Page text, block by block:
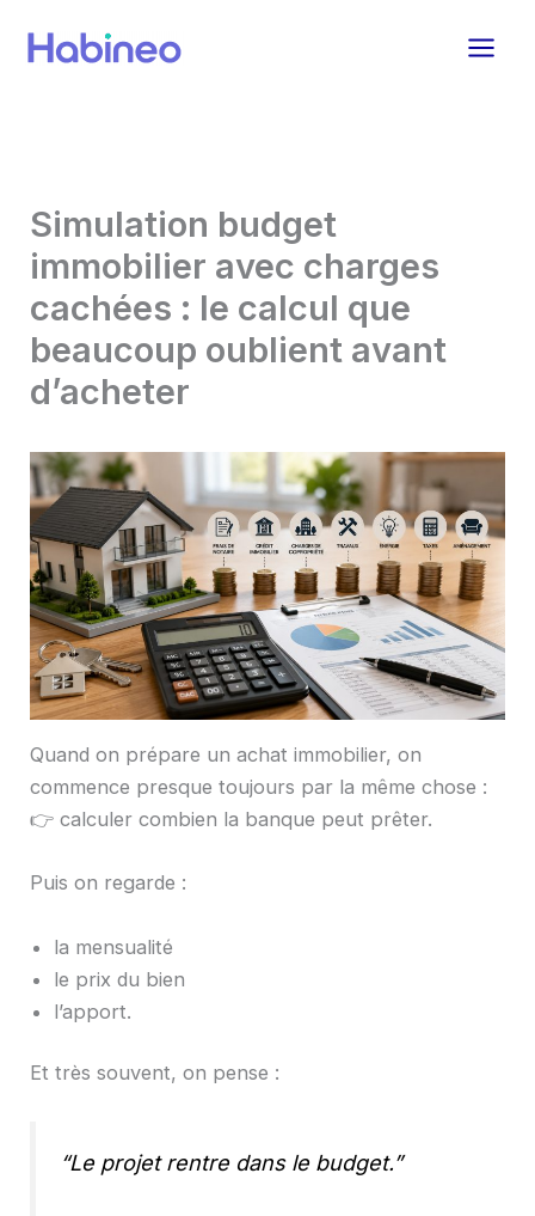
Simulation budget
immobilier avec charges
cachées : le calcul que
beaucoup oublient avant
d’acheter
Quand on prépare un achat immobilier, on
commence presque toujours par la même chose :
👉 calculer combien la banque peut prêter.
Puis on regarde :
la mensualité
le prix du bien
l’apport.
Et très souvent, on pense :
“Le projet rentre dans le budget.”